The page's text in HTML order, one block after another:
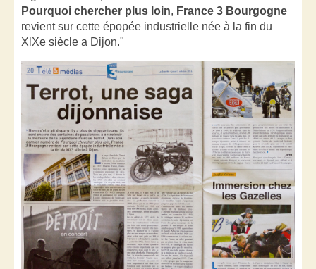
Pourquoi chercher plus loin, France 3 Bourgogne
revient sur cette épopée industrielle née à la fin du
XlXe siècle a Dijon."